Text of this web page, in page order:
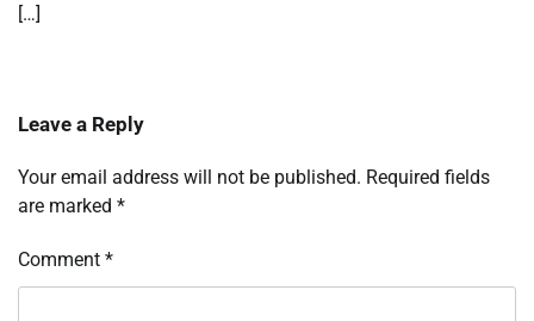
[…]
Leave a Reply
Your email address will not be published. Required fields
are marked *
Comment *